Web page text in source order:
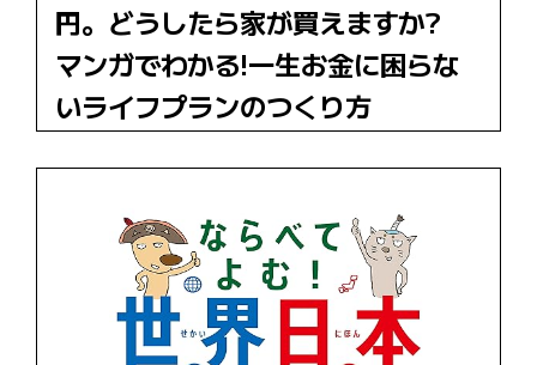
円。どうしたら家が買えますか?
マンガでわかる!一生お金に困らな
いライフプランのつくり方